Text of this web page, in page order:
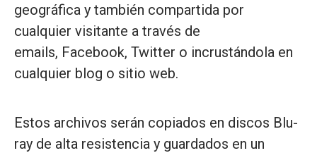
geográfica y también compartida por
cualquier visitante a través de
emails, Facebook, Twitter o incrustándola en
cualquier blog o sitio web.
Estos archivos serán copiados en discos Blu-
ray de alta resistencia y guardados en un